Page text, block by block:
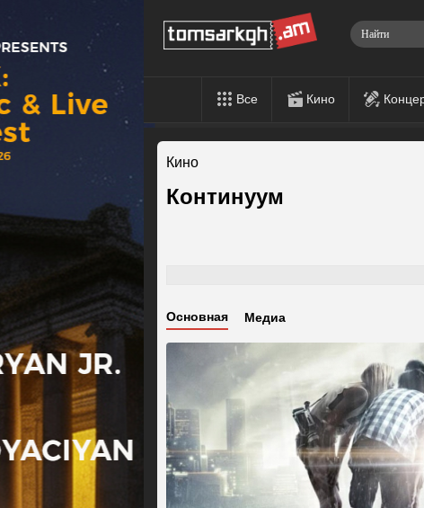
Все Кино
Кино
Континуум
Основная Медиа